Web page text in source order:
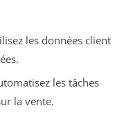
les données client
les tâches
la vente.